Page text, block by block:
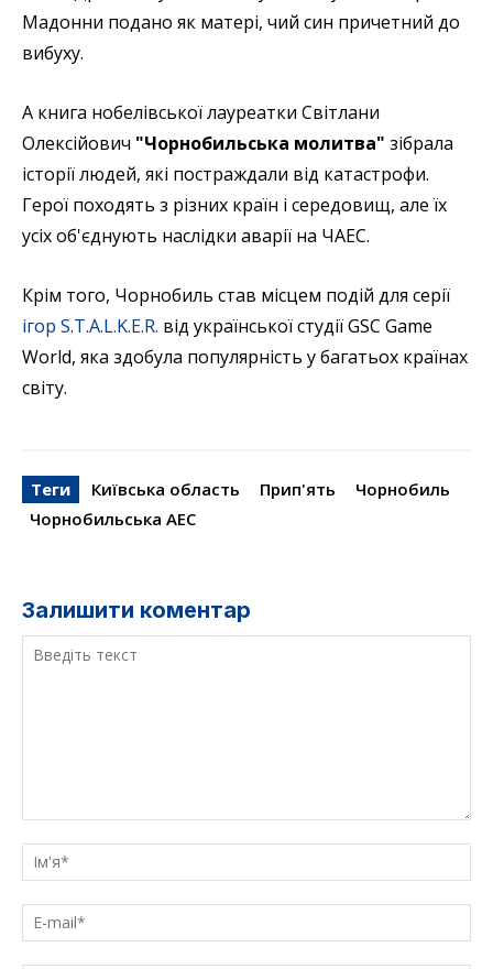
Мадонни подано як матері, чий син причетний до
вибуху.
А книга нобелівської лауреатки Світлани
Олексійович "Чорнобильська молитва" зібрала
історії людей, які постраждали від катастрофи.
Герої походять з різних країн і середовищ, але їх
усіх об'єднують наслідки аварії на ЧАЕС.
Крім того, Чорнобиль став місцем подій для серії
ігор S.T.A.L.K.E.R. від української студії GSC Game
World, яка здобула популярність у багатьох країнах
світу.
Теги Київська область Прип'ять
Чорнобиль
Чорнобильська АЕС
Залишити коментар
текст